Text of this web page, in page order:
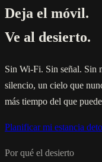
Deja el móvil.
Ve al desierto.
Sin Wi-Fi. Sin señal. Sin
silencio, un cielo que
más tiempo del que
Planificar mi estancia
Por qué el desierto